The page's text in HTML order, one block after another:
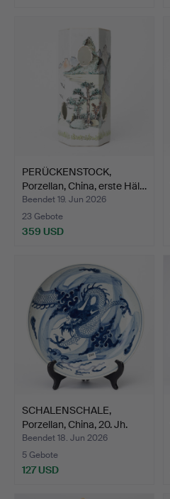
PERÜCKENSTOCK,
Porzellan, China, erste Häl…
Beendet 19. Jun 2026
23 Gebote
359 USD
SCHALENSCHALE,
Porzellan, China, 20. Jh.
Beendet 18. Jun 2026
5 Gebote
127 USD